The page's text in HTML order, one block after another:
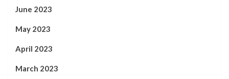
June 2023
May 2023
April 2023
March 2023